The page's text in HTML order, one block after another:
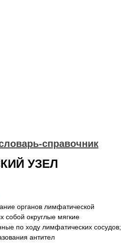
справочник
УЗЕЛ
органов лимфатической
собой округлые мягкие
по ходу лимфатических сосудов;
антител